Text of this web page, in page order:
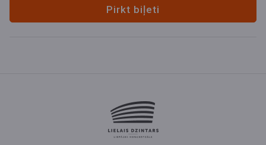
Pirkt biļeti